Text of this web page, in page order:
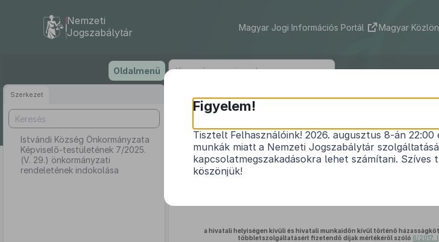
tartalomra
Nemzeti
Jogszabálytár
Magyar Jogi Információs Portál Magyar
Oldalmenü
Szerkezet
Istvándi Község Önkormányzata
Képviselő-testületének 7/2025.
(V. 29.) önkormányzati
rendeletének indokolása
Istvándi Község
7/2025. (V. 29.) önkormányzati
a hivatali helyiségen kívüli és hivatali munkaidőn kívül történő
többletszolgáltatásért fizetendő díjak mértékéről szóló 6/2017.
Figyelem!
Tisztelt Felhasználóink! 2026. augusztus 8-án
munkák miatt a Nemzeti Jogszabálytár
kapcsolatmegszakadásokra lehet számítani. Szíves
köszönjük!